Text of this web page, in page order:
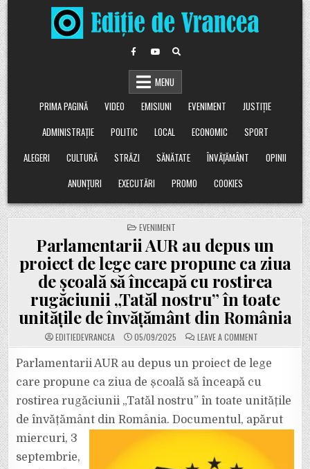
Skip
to
content
MENU
PRIMA PAGINĂ
VIDEO EMISIUNI EVENIMENT
JUSTIȚIE
ADMINISTRAȚIE
POLITIC LOCAL ECONOMIC
SPORT
ALEGERI
CULTURĂ STRĂZI SĂNĂTATE ÎNVĂȚĂMÂNT
OPINII
ANUNȚURI
EXECUTĂRI PROMO COOKIES
POSTED
IN
EVENIMENT
Parlamentarii AUR au depus un
proiect de lege care propune ca ziua
de școală să înceapă cu rostirea
rugăciunii „Tatăl nostru” în toate
unitățile de învățământ din România
EDITIEDEVRANCEA 05/09/2025 LEAVE A COMMENT
PARLAMENTARII
AU
DEPUS
UN
PROIECT
DE
LEGE
PROPUNE
CA
Parlamentarii AUR au depus un proiect de lege
care propune ca ziua de școală să înceapă cu
rostirea rugăciunii „Tatăl nostru” în toate unitățile
de învățământ din România. Documentul, apărut
miercuri, 3
septembrie,